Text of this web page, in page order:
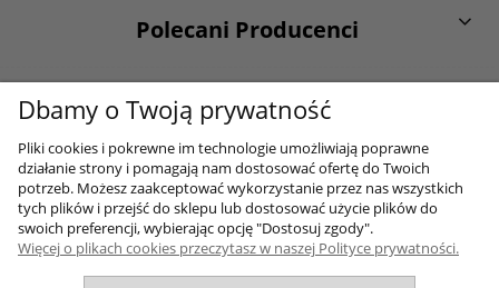
Polecani Producenci
O firmie
Moje konto
Sklep internetowy Shoper.pl
Dbamy o Twoją prywatność
Pliki cookies i pokrewne im technologie umożliwiają poprawne
działanie strony i pomagają nam dostosować ofertę do Twoich
potrzeb. Możesz zaakceptować wykorzystanie przez nas wszystkich
tych plików i przejść do sklepu lub dostosować użycie plików do
swoich preferencji, wybierając opcję "Dostosuj zgody".
Więcej o plikach cookies przeczytasz w naszej Polityce prywatności.